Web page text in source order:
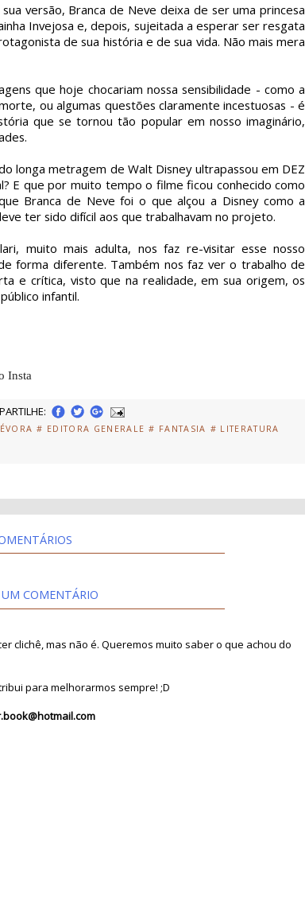
versão, Branca de Neve deixa de ser uma princesa
Invejosa e, depois, sujeitada a esperar ser resgata
de sua história e de sua vida. Não mais mera
que hoje chocariam nossa sensibilidade - como a
ou algumas questões claramente incestuosas - é
que se tornou tão popular em nosso imaginário,
longa metragem de Walt Disney ultrapassou em DEZ
E que por muito tempo o filme ficou conhecido como
Branca de Neve foi o que alçou a Disney como a
ter sido difícil aos que trabalhavam no projeto.
muito mais adulta, nos faz re-visitar esse nosso
forma diferente. Também nos faz ver o trabalho de
e crítica, visto que na realidade, em sua origem, os
infantil.
Insta
# EDITORA GENERALE # FANTASIA # LITERATURA
COMENTÁRIO
clichê, mas não é. Queremos muito saber o que achou do
para melhorarmos sempre! ;D